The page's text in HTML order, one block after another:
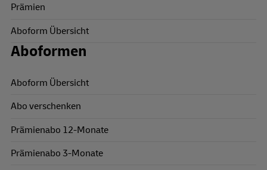
Prämien
Aboform Übersicht
Aboformen
Aboform Übersicht
Abo verschenken
Prämienabo 12-Monate
Prämienabo 3-Monate